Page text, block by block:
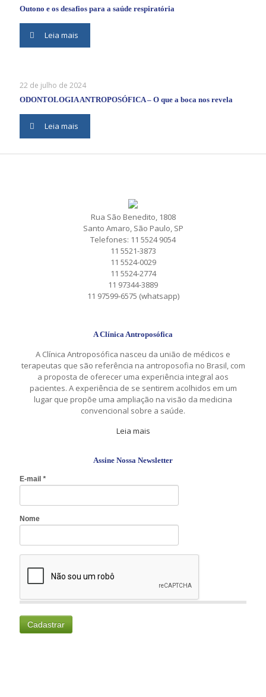
Outono e os desafios para a saúde respiratória
Leia mais
22 de julho de 2024
ODONTOLOGIA ANTROPOSÓFICA – O que a boca nos revela
Leia mais
Rua São Benedito, 1808
Santo Amaro, São Paulo, SP
Telefones: 11 5524 9054
11 5521-3873
11 5524-0029
11 5524-2774
11 97344-3889
11 97599-6575 (whatsapp)
A Clínica Antroposófica
A Clínica Antroposófica nasceu da união de médicos e
terapeutas que são referência na antroposofia no Brasil, com
a proposta de oferecer uma experiência integral aos
pacientes. A experiência de se sentirem acolhidos em um
lugar que propõe uma ampliação na visão da medicina
convencional sobre a saúde.
Leia mais
Assine Nossa Newsletter